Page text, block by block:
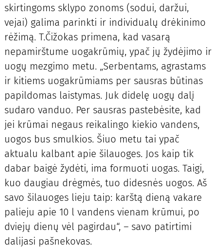
skirtingoms sklypo zonoms (sodui, daržui,
vejai) galima parinkti ir individualų drėkinimo
rėžimą. T.Čižokas primena, kad vasarą
nepamirštume uogakrūmių, ypač jų žydėjimo ir
uogų mezgimo metu. „Serbentams, agrastams
ir kitiems uogakrūmiams per sausras būtinas
papildomas laistymas. Juk didelę uogų dalį
sudaro vanduo. Per sausras pastebėsite, kad
jei krūmai negaus reikalingo kiekio vandens,
uogos bus smulkios. Šiuo metu tai ypač
aktualu kalbant apie šilauoges. Jos kaip tik
dabar baigė žydėti, ima formuoti uogas. Taigi,
kuo daugiau drėgmės, tuo didesnės uogos. Aš
savo šilauoges lieju taip: karštą dieną vakare
palieju apie 10 l vandens vienam krūmui, po
dviejų dienų vėl pagirdau“, – savo patirtimi
dalijasi pašnekovas.